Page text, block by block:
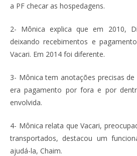
a PF checar as hospedagens.
2- Mônica explica que em 2010,
deixando recebimentos e
Vacari. Em 2014 foi diferente.
3- Mônica tem anotações precisas
era pagamento por fora e por
envolvida.
4- Mônica relata que Vacari,
transportados, destacou um
ajudá-la, Chaim.